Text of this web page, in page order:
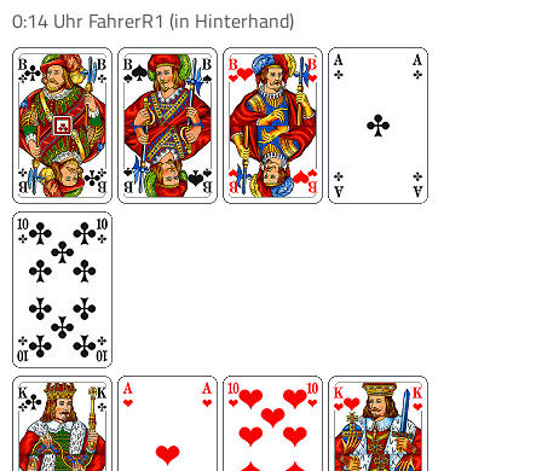
0:14 Uhr FahrerR1 (in Hinterhand)